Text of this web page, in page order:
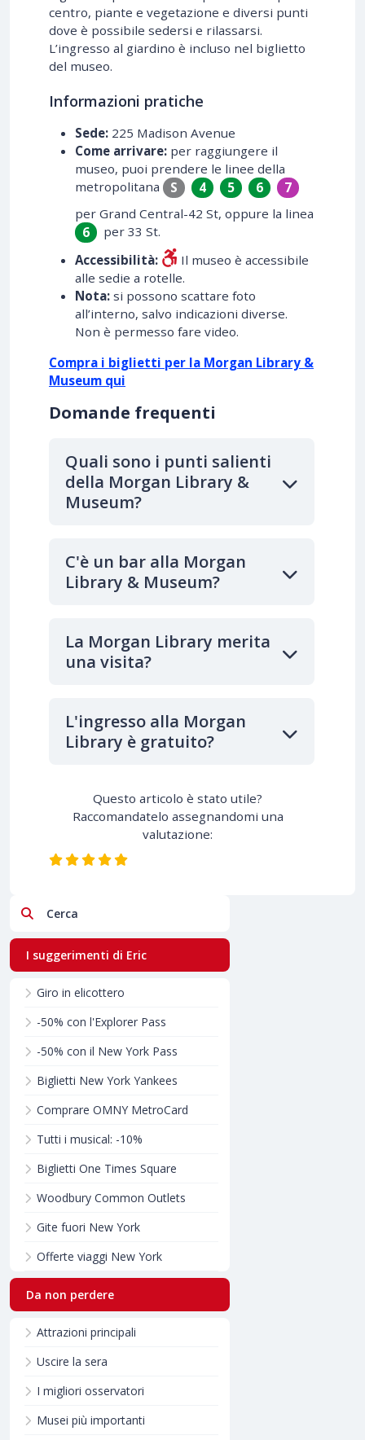
centro, piante e vegetazione e diversi punti
dove è possibile sedersi e rilassarsi.
L’ingresso al giardino è incluso nel biglietto
del museo.
Informazioni pratiche
Sede: 225 Madison Avenue
Come arrivare: per raggiungere il
museo, puoi prendere le linee della
metropolitana
S 4 5 6
7
per Grand Central-42 St, oppure la linea
6
per 33 St.
Accessibilità:
Il museo è accessibile
alle sedie a rotelle.
Nota: si possono scattare foto
all’interno, salvo indicazioni diverse.
Non è permesso fare video.
Compra i biglietti per la Morgan Library &
Museum qui
Domande frequenti
Quali sono i punti salienti
della Morgan Library &
Museum?
C'è un bar alla Morgan
Library & Museum?
La Morgan Library merita
una visita?
L'ingresso alla Morgan
Library è gratuito?
Questo articolo è stato utile?
Raccomandatelo assegnandomi una
valutazione:
Cerca
I suggerimenti di Eric
Giro in elicottero
-50% con l'Explorer Pass
-50% con il New York Pass
Biglietti New York Yankees
Comprare OMNY MetroCard
Tutti i musical: -10%
Biglietti One Times Square
Woodbury Common Outlets
Gite fuori New York
Offerte viaggi New York
Da non perdere
Attrazioni principali
Uscire la sera
I migliori osservatori
Musei più importanti